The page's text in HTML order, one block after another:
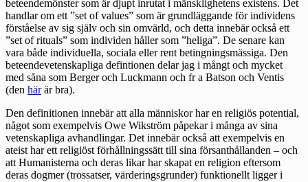
beteendemönster som är djupt inrutat i mänsklighetens existens. Det
handlar om ett ”set of values” som är grundläggande för individens
förståelse av sig själv och sin omvärld, och detta innebär också ett
”set of rituals” som individen håller som ”heliga”. De senare kan
vara både individuella, sociala eller rent betingningsmässiga. Den
beteendevetenskapliga defintionen delar jag i mångt och mycket
med såna som Berger och Luckmann och fr a Batson och Ventis
(den härär bra).
Den definitionen innebär att alla människor har en religiös potential,
något som exempelvis Owe Wikström påpekar i många av sina
vetenskapliga avhandlingar. Det innebär också att exempelvis en
ateist har ett religiöst förhållningssätt till sina försanthållanden – och
att Humanisterna och deras likar har skapat en religion eftersom
deras dogmer (trossatser, värderingsgrunder) funktionellt ligger i